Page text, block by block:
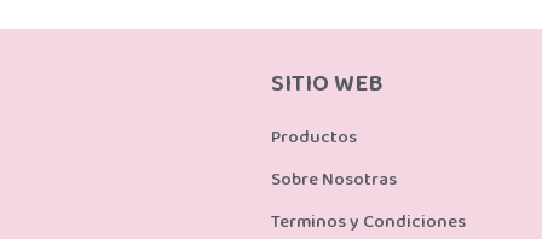
SITIO WEB
Productos
Sobre Nosotras
Terminos y Condiciones